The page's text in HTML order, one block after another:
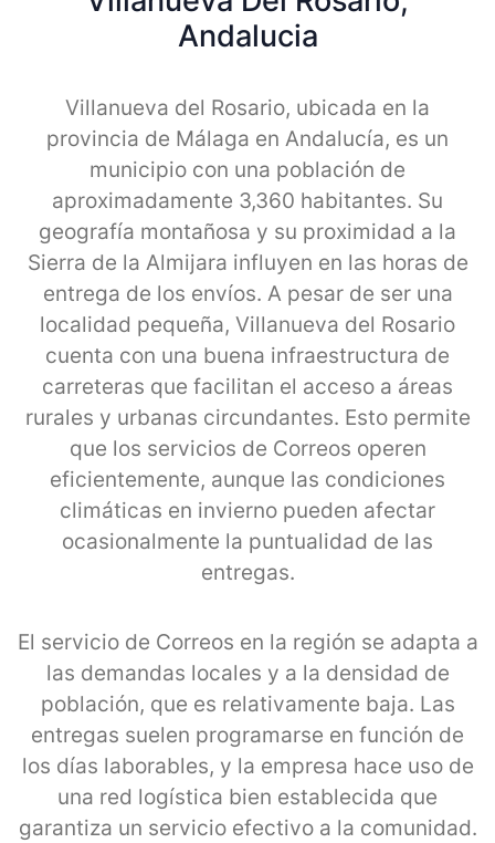
Andalucia
Villanueva del Rosario, ubicada en la
provincia de Málaga en Andalucía, es un
municipio con una población de
aproximadamente 3,360 habitantes. Su
geografía montañosa y su proximidad a la
Sierra de la Almijara influyen en las horas de
entrega de los envíos. A pesar de ser una
localidad pequeña, Villanueva del Rosario
cuenta con una buena infraestructura de
carreteras que facilitan el acceso a áreas
rurales y urbanas circundantes. Esto permite
que los servicios de Correos operen
eficientemente, aunque las condiciones
climáticas en invierno pueden afectar
ocasionalmente la puntualidad de las
entregas.
El servicio de Correos en la región se adapta a
las demandas locales y a la densidad de
población, que es relativamente baja. Las
entregas suelen programarse en función de
los días laborables, y la empresa hace uso de
una red logística bien establecida que
garantiza un servicio efectivo a la comunidad.